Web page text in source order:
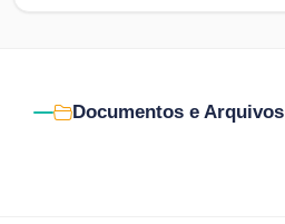
Documentos e Arquivos